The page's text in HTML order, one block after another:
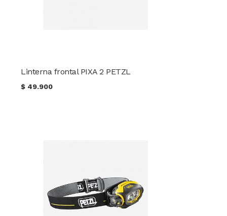
Linterna frontal PIXA 2 PETZL
$ 49.900